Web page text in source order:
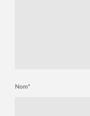
Nom*